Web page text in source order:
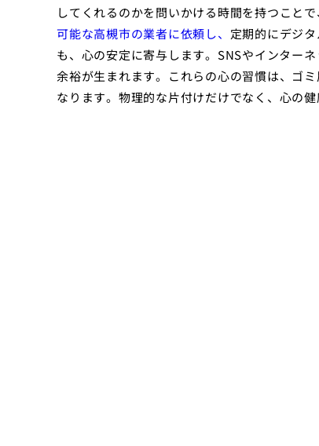
してくれるのかを問いかける時間を持つこと
可能な高槻市の業者に依頼し、 定期的にデジ
も、心の安定に寄与します。SNSやインター
余裕が生まれます。これらの心の習慣は、ゴ
なります。物理的な片付けだけでなく、心の